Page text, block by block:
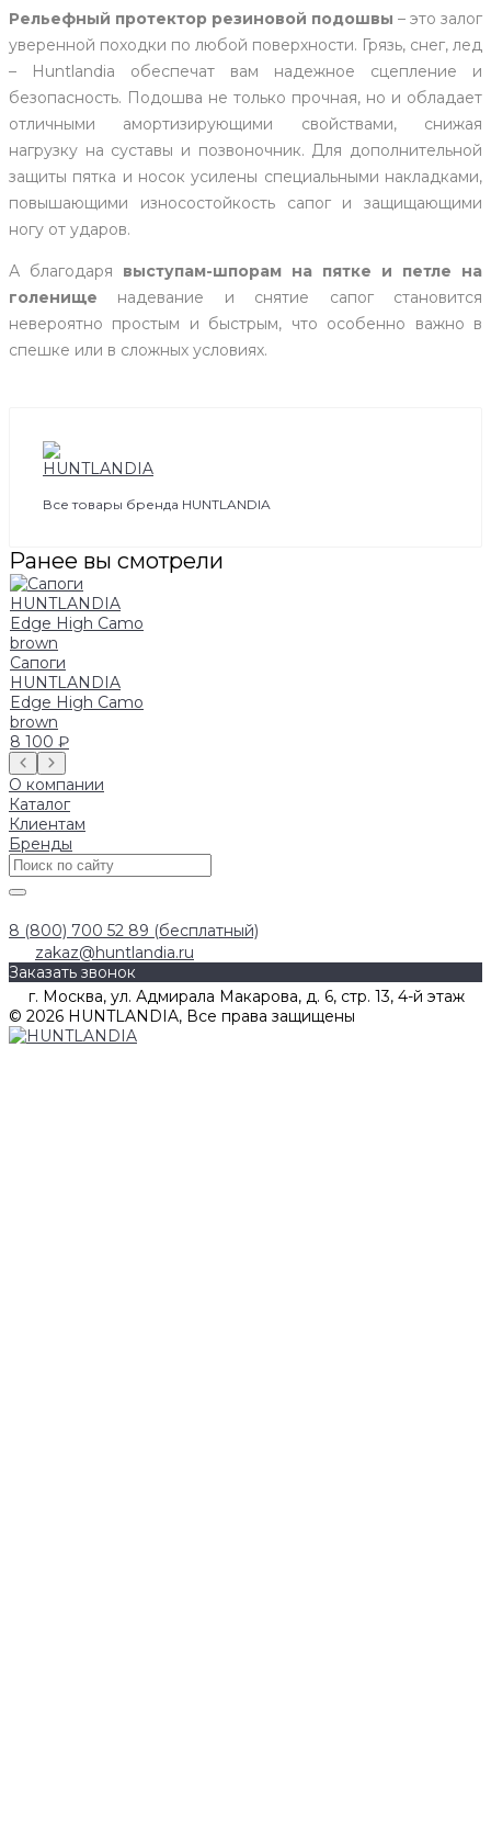
Рельефный протектор резиновой подошвы – это залог
уверенной походки по любой поверхности. Грязь, снег, лед
– Huntlandia обеспечат вам надежное сцепление и
безопасность. Подошва не только прочная, но и обладает
отличными амортизирующими свойствами, снижая
нагрузку на суставы и позвоночник. Для дополнительной
защиты пятка и носок усилены специальными накладками,
повышающими износостойкость сапог и защищающими
ногу от ударов.
А благодаря выступам-шпорам на пятке и петле на
голенище надевание и снятие сапог становится
невероятно простым и быстрым, что особенно важно в
спешке или в сложных условиях.
Все товары бренда HUNTLANDIA
Ранее вы смотрели
Сапоги
HUNTLANDIA
Edge High Camo
brown
8 100 ₽
О компании
Каталог
Клиентам
Бренды
8 (800) 700 52 89 (бесплатный)
zakaz@huntlandia.ru
Заказать звонок
г. Москва, ул. Адмирала Макарова, д. 6, стр. 13, 4-й этаж
© 2026 HUNTLANDIA, Все права защищены